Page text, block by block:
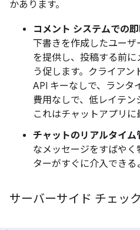
かあります。
コメント システムでの
下書きを作成したユー
を提供し、投稿する前
う促します。クライアン
API キーなしで、ランタ
費用なしで、低レイテン
これはチャットアプリに
チャットのリアルタイム
なメッセージをすばや
ターがすぐに介入できる
サーバーサイド チェッ